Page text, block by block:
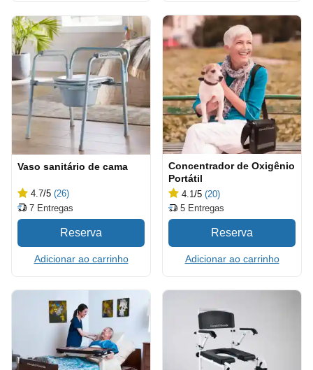
Vaso sanitário de cama
4.7/5 (26)
7 Entregas
Adicionar ao carrinho
Concentrador de Oxigênio
Portátil
4.1/5 (20)
5 Entregas
Adicionar ao carrinho